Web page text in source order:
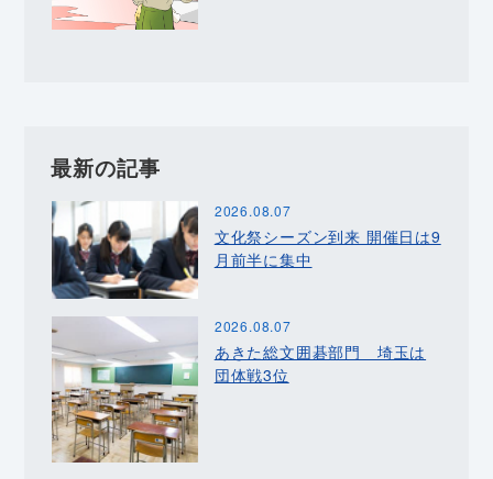
最新の記事
2026.08.07
文化祭シーズン到来 開催日は9
月前半に集中
2026.08.07
あきた総文囲碁部門 埼玉は
団体戦3位